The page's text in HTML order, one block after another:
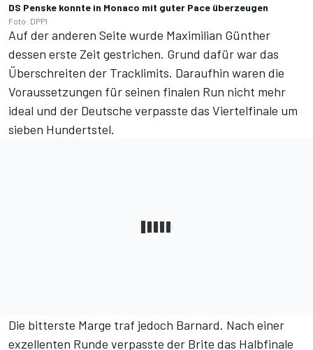
DS Penske konnte in Monaco mit guter Pace überzeugen
Foto: DPPI
Auf der anderen Seite wurde Maximilian Günther
dessen erste Zeit gestrichen. Grund dafür war das
Überschreiten der Tracklimits. Daraufhin waren die
Voraussetzungen für seinen finalen Run nicht mehr
ideal und der Deutsche verpasste das Viertelfinale um
sieben Hundertstel.
Die bitterste Marge traf jedoch Barnard. Nach einer
exzellenten Runde verpasste der Brite das Halbfinale